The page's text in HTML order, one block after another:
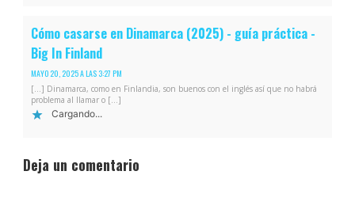
Cómo casarse en Dinamarca (2025) - guía práctica -
Big In Finland
MAYO 20, 2025 A LAS 3:27 PM
[…] Dinamarca, como en Finlandia, son buenos con el inglés así que no habrá
problema al llamar o […]
Cargando...
Deja un comentario